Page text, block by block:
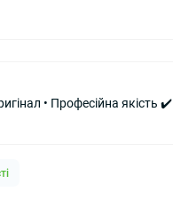
• Професійна якість ✔️